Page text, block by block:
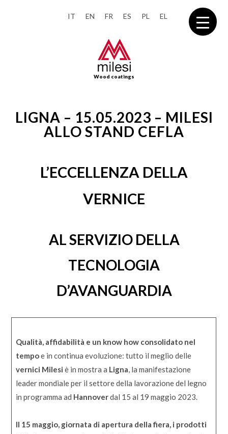
IT EN FR ES PL EL
Wood coatings
LIGNA – 15.05.2023 – MILESI
ALLO STAND CEFLA
L’ECCELLENZA DELLA
VERNICE
AL SERVIZIO DELLA
TECNOLOGIA
D’AVANGUARDIA
Qualità, affidabilità e un know how consolidato nel
tempoe in continua evoluzione: tutto il meglio delle
vernici Milesi è in mostra a Ligna, la manifestazione
leader mondiale per il settore della lavorazione del legno
in programma ad Hannoverdal 15 al 19 maggio 2023.
Il 15 maggio, giornata di apertura della fiera, i prodotti